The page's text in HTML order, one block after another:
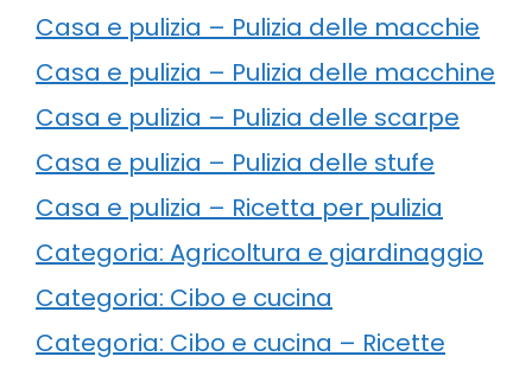
Casa e pulizia – Pulizia delle macchie
Casa e pulizia – Pulizia delle macchine
Casa e pulizia – Pulizia delle scarpe
Casa e pulizia – Pulizia delle stufe
Casa e pulizia – Ricetta per pulizia
Categoria: Agricoltura e giardinaggio
Categoria: Cibo e cucina
Categoria: Cibo e cucina – Ricette